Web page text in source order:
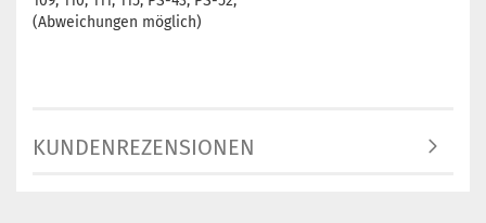
(Abweichungen möglich)
KUNDENREZENSIONEN